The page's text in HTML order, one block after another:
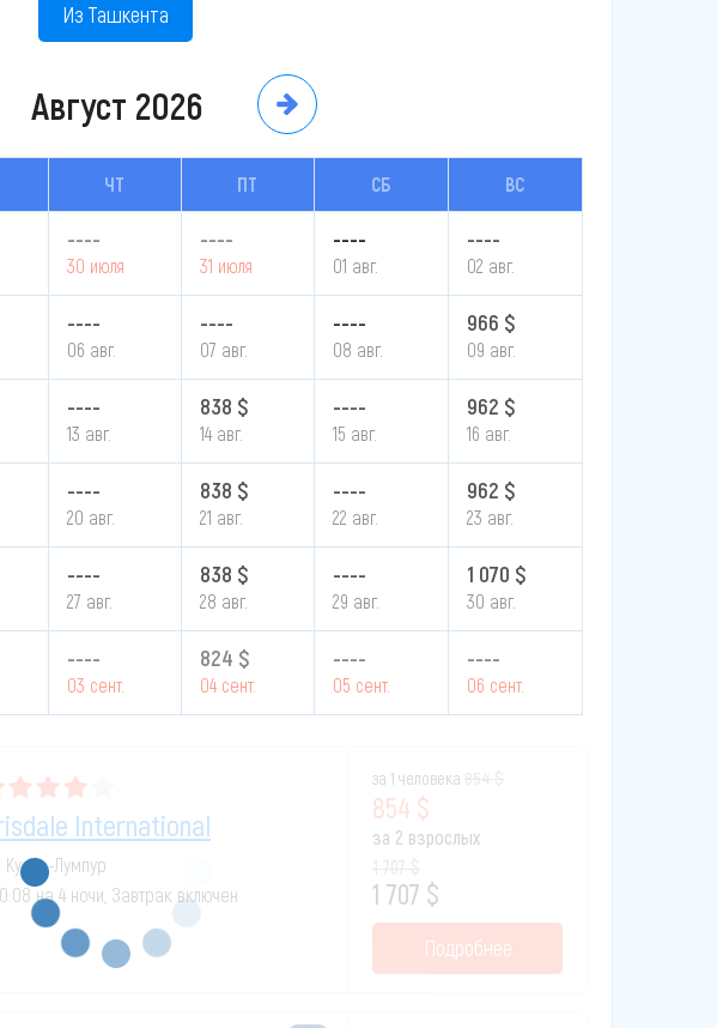
Из Ташкента
Август 2026
ЧТ ПТ СБ ВС
----
30 июля
----
31 июля
----
01 авг.
----
02 авг.
----
06 авг.
----
07 авг.
----
08 авг.
966 $
09 авг.
----
13 авг.
838 $
14 авг.
----
15 авг.
962 $
16 авг.
----
20 авг.
838 $
21 авг.
----
22 авг.
962 $
23 авг.
----
27 авг.
838 $
28 авг.
----
29 авг.
1 070 $
30 авг.
----
03 сент.
824 $
04 сент.
----
05 сент.
----
06 сент.
International
Куала-Лумпур
на 4 ночи, Завтрак включен
за 1 человека
854 $
за 2 взрослых
1 707 $
Подробнее